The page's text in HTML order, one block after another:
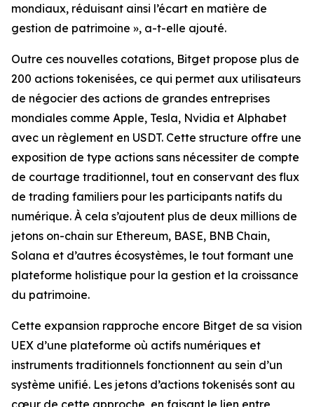
mondiaux, réduisant ainsi l’écart en matière de
gestion de patrimoine », a-t-elle ajouté.
Outre ces nouvelles cotations, Bitget propose plus de
200 actions tokenisées, ce qui permet aux utilisateurs
de négocier des actions de grandes entreprises
mondiales comme Apple, Tesla, Nvidia et Alphabet
avec un règlement en USDT. Cette structure offre une
exposition de type actions sans nécessiter de compte
de courtage traditionnel, tout en conservant des flux
de trading familiers pour les participants natifs du
numérique. À cela s’ajoutent plus de deux millions de
jetons on-chain sur Ethereum, BASE, BNB Chain,
Solana et d’autres écosystèmes, le tout formant une
plateforme holistique pour la gestion et la croissance
du patrimoine.
Cette expansion rapproche encore Bitget de sa vision
UEX d’une plateforme où actifs numériques et
instruments traditionnels fonctionnent au sein d’un
système unifié. Les jetons d’actions tokenisés sont au
cœur de cette approche, en faisant le lien entre